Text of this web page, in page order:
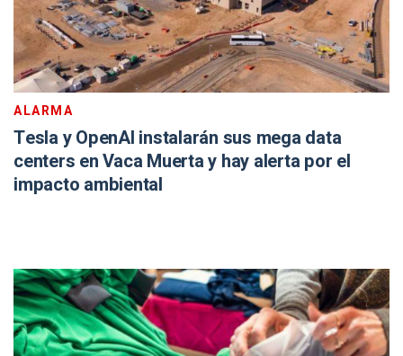
ALARMA
Tesla y OpenAI instalarán sus mega data
centers en Vaca Muerta y hay alerta por el
impacto ambiental